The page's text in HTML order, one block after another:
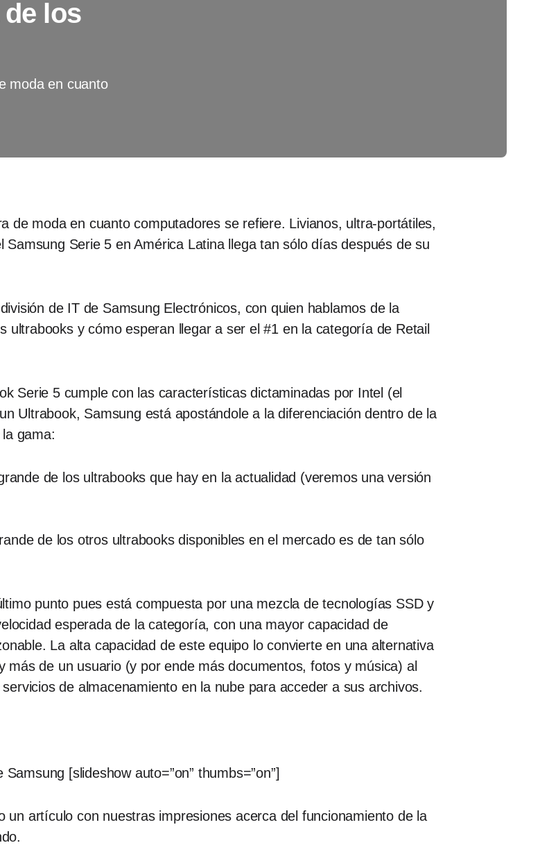
los
moda en cuanto
de moda en cuanto computadores se refiere. Livianos, ultra-portátiles,
Serie 5 en América Latina llega tan sólo días después de su
de IT de Samsung Electrónicos, con quien hablamos de la
ultrabooks y cómo esperan llegar a ser el #1 en la categoría de Retail
Serie 5 cumple con las características dictaminadas por Intel (el
Ultrabook, Samsung está apostándole a la diferenciación dentro de la
gama:
de los ultrabooks que hay en la actualidad (veremos una versión
de los otros ultrabooks disponibles en el mercado es de tan sólo
punto pues está compuesta por una mezcla de tecnologías SSD y
esperada de la categoría, con una mayor capacidad de
La alta capacidad de este equipo lo convierte en una alternativa
más de un usuario (y por ende más documentos, fotos y música) al
de almacenamiento en la nube para acceder a sus archivos.
[slideshow auto=”on” thumbs=”on”]
un artículo con nuestras impresiones acerca del funcionamiento de la